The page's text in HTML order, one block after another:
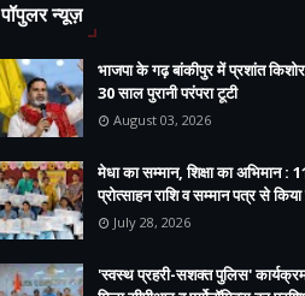
पॉपुलर न्यूज़
भाजपा के गढ़ बांकीपुर में प्रशांत
30 साल पुरानी परंपरा टूटी
August 03, 2026
मेधा का सम्मान, शिक्षा का अभिमान :
प्रोत्साहन राशि व सम्मान पत्र से
July 28, 2026
'स्वस्थ प्रहरी-सशक्त पुलिस'